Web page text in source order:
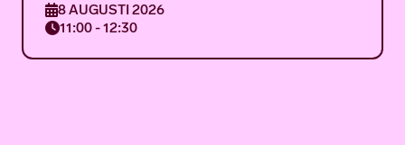
8 AUGUSTI 2026
11:00 - 12:30